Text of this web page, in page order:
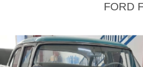
FORD